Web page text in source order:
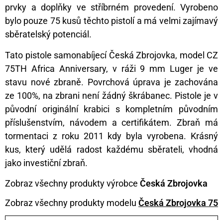
prvky a doplňky ve stříbrném provedení. Vyrobeno
bylo pouze 75 kusů těchto pistolí a má velmi zajímavý
sběratelský potenciál.
Tato pistole samonabíjecí Česká Zbrojovka, model CZ
75TH Africa Anniversary, v ráži 9 mm Luger je ve
stavu nové zbraně. Povrchová úprava je zachována
ze 100%, na zbrani není žádný škrábanec. Pistole je v
původní originální krabici s kompletním původním
příslušenstvím, návodem a certifikátem. Zbraň má
tormentaci z roku 2011 kdy byla vyrobena. Krásný
kus, který udělá radost každému sběrateli, vhodná
jako investiční zbraň.
Zobraz všechny produkty výrobce Česká Zbrojovka
Zobraz všechny produkty modelu Česká Zbrojovka 75